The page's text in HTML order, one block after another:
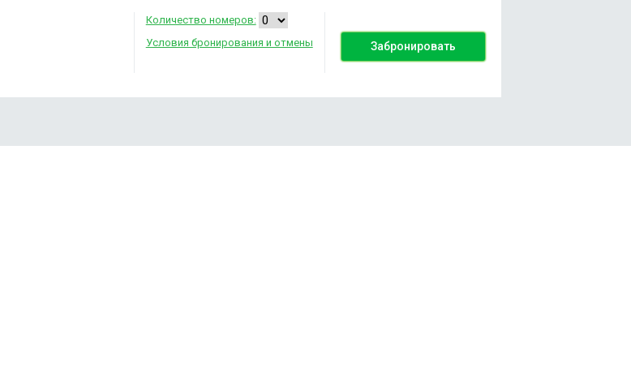
Количество номеров:
Условия бронирования и отмены
Забронировать